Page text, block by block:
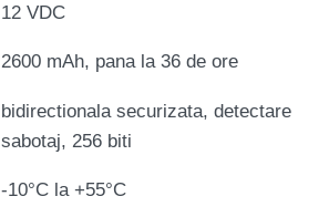
12 VDC
2600 mAh, pana la 36 de ore
bidirectionala securizata, detectare
sabotaj, 256 biti
-10°C la +55°C